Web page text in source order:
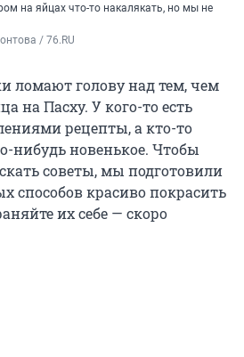
на яйцах что-то накалякать, но мы не
/ 76.RU
ломают голову над тем, чем
на Пасху. У кого-то есть
рецепты, а кто-то
нибудь новенькое. Чтобы
советы, мы подготовили
способов красиво покрасить
их себе — скоро